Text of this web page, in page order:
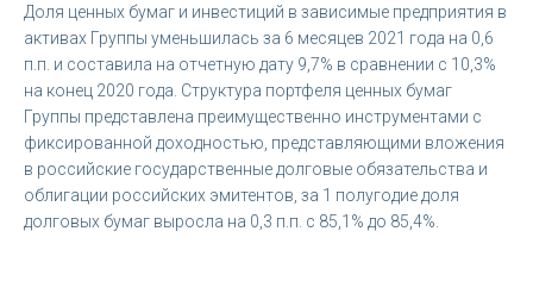
Доля ценных бумаг и инвестиций в зависимые предприятия в
активах Группы уменьшилась за 6 месяцев 2021 года на 0,6
п.п. и составила на отчетную дату 9,7% в сравнении с 10,3%
на конец 2020 года. Структура портфеля ценных бумаг
Группы представлена преимущественно инструментами с
фиксированной доходностью, представляющими вложения
в российские государственные долговые обязательства и
облигации российских эмитентов, за 1 полугодие доля
долговых бумаг выросла на 0,3 п.п. с 85,1% до 85,4%.